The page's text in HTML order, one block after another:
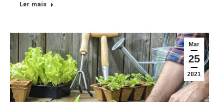
Ler mais
Mar
25
2021